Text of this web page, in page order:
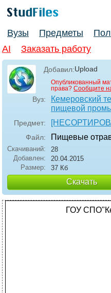
Вузы Предметы
AI
Заказать работу
Добавил:Upload
Опубликованный
права? Сообщите
Вуз:
Кемеровский
пищевой
Предмет:
Файл: Пищевые
Скачиваний:
28
Добавлен:
20.04.2015
Размер:
37 Кб
Скачать
ГОУ